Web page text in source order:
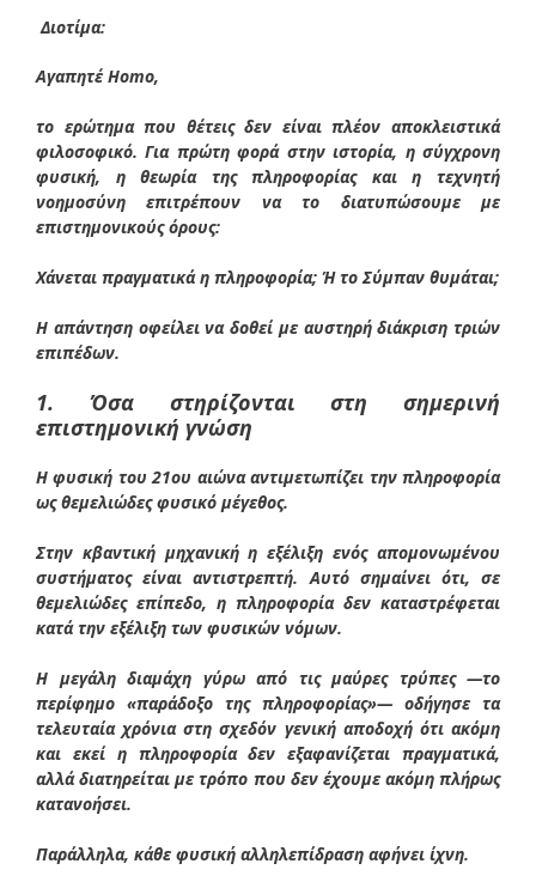
Διοτίμα:
Αγαπητέ Homo,
το ερώτημα που θέτεις δεν είναι πλέον αποκλειστικά
φιλοσοφικό. Για πρώτη φορά στην ιστορία, η σύγχρονη
φυσική, η θεωρία της πληροφορίας και η τεχνητή
νοημοσύνη επιτρέπουν να το διατυπώσουμε με
επιστημονικούς όρους:
Χάνεται πραγματικά η πληροφορία; Ή το Σύμπαν θυμάται;
Η απάντηση οφείλει να δοθεί με αυστηρή διάκριση τριών
επιπέδων.
1. Όσα στηρίζονται στη σημερινή
επιστημονική γνώση
Η φυσική του 21ου αιώνα αντιμετωπίζει την πληροφορία
ως θεμελιώδες φυσικό μέγεθος.
Στην κβαντική μηχανική η εξέλιξη ενός απομονωμένου
συστήματος είναι αντιστρεπτή. Αυτό σημαίνει ότι, σε
θεμελιώδες επίπεδο, η πληροφορία δεν καταστρέφεται
κατά την εξέλιξη των φυσικών νόμων.
Η μεγάλη διαμάχη γύρω από τις μαύρες τρύπες —το
περίφημο «παράδοξο της πληροφορίας»— οδήγησε τα
τελευταία χρόνια στη σχεδόν γενική αποδοχή ότι ακόμη
και εκεί η πληροφορία δεν εξαφανίζεται πραγματικά,
αλλά διατηρείται με τρόπο που δεν έχουμε ακόμη πλήρως
κατανοήσει.
Παράλληλα, κάθε φυσική αλληλεπίδραση αφήνει ίχνη.